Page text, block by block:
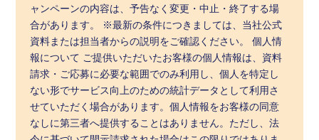
ャンペーンの内容は、予告なく変更・中止・終了する場
合があります。 ※最新の条件につきましては、当社公式
資料または担当者からの説明をご確認ください。 個人情
報について ご提供いただいたお客様の個人情報は、資料
請求・ご応募に必要な範囲でのみ利用し、個人を特定し
ない形でサービス向上のための統計データとして利用さ
せていただく場合があります。個人情報をお客様の同意
なしに第三者へ提供することはありません。ただし、法